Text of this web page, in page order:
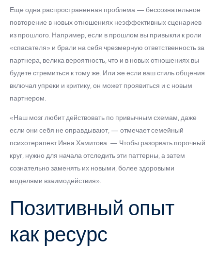
Еще одна распространенная проблема — бессознательное
повторение в новых отношениях неэффективных сценариев
из прошлого. Например, если в прошлом вы привыкли к роли
«спасателя» и брали на себя чрезмерную ответственность за
партнера, велика вероятность, что и в новых отношениях вы
будете стремиться к тому же. Или же если ваш стиль общения
включал упреки и критику, он может проявиться и с новым
партнером.
«Наш мозг любит действовать по привычным схемам, даже
если они себя не оправдывают, — отмечает семейный
психотерапевт Инна Хамитова. — Чтобы разорвать порочный
круг, нужно для начала отследить эти паттерны, а затем
сознательно заменять их новыми, более здоровыми
моделями взаимодействия».
Позитивный опыт
как ресурс